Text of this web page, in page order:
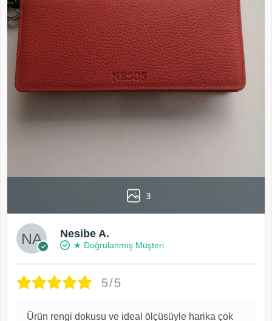
3
Nesibe A.
★ Doğrulanmış Müşteri
5/5
Ürün rengi dokusu ve ideal ölçüsüyle harika çok